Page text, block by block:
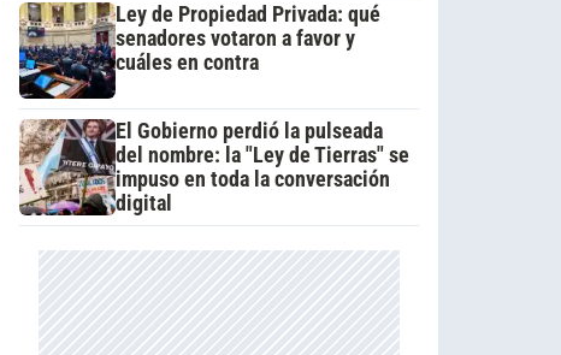
Ley de Propiedad Privada: qué
senadores votaron a favor y
cuáles en contra
El Gobierno perdió la pulseada
del nombre: la "Ley de Tierras" se
impuso en toda la conversación
digital